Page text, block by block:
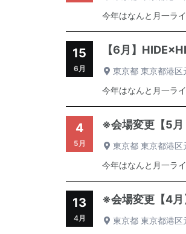
今年はなんと月一ラ
15
6月
【6月】
東京都 東京都港区
今年はなんと月一ラ
4
5月
※会場変更【5月
東京都 東京都港区
今年はなんと月一ラ
13
4月
※会場変更【4月
東京都 東京都港区